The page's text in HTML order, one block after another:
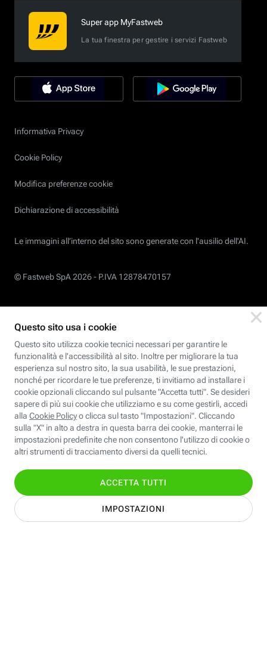
Super app MyFastweb
La tua finestra per gestire i servizi Fastweb
Informativa Privacy
Cookie Policy
Modifica preferenze cookie
Dichiarazione di accessibilità
Le immagini all’interno del sito sono generate con l'ausilio dell'AI.
© Fastweb SpA 2026 - P.IVA 12878470157